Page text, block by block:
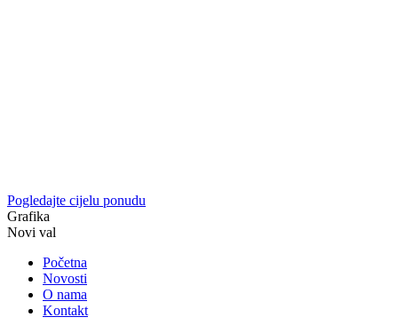
Pogledajte cijelu ponudu
Grafika
Novi val
Početna
Novosti
O nama
Kontakt